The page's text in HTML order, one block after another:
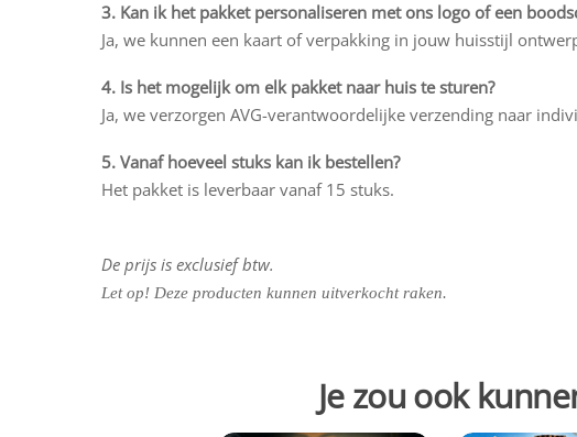
3. Kan ik het pakket personaliseren met ons logo of een
Ja, we kunnen een kaart of verpakking in jouw huisstijl
4. Is het mogelijk om elk pakket naar huis te sturen?
Ja, we verzorgen AVG-verantwoordelijke verzending naar
5. Vanaf hoeveel stuks kan ik bestellen?
Het pakket is leverbaar vanaf 15 stuks.
De prijs is exclusief btw.
Let op! Deze producten kunnen uitverkocht raken.
Je zou ook